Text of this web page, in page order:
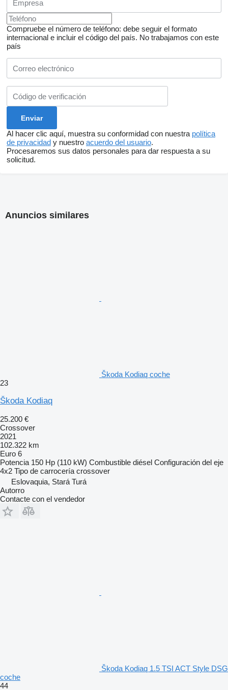
Compruebe el número de teléfono: debe seguir el formato
internacional e incluir el código del país. No trabajamos con este
país
Al hacer clic aquí, muestra su conformidad con nuestra política
de privacidad y nuestro acuerdo del usuario.
Procesaremos sus datos personales para dar respuesta a su
solicitud.
Anuncios similares
Škoda Kodiaq coche
23
Škoda Kodiaq
25.200 €
Crossover
2021
102.322 km
Euro 6
Potencia 150 Hp (110 kW) Combustible diésel Configuración del eje
4x2 Tipo de carrocería crossover
Eslovaquia, Stará Turá
Autorro
Contacte con el vendedor
Škoda Kodiaq 1.5 TSI ACT Style DSG
coche
44